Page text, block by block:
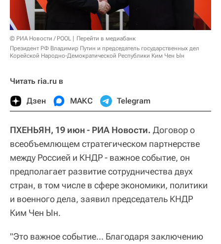
© РИА Новости / POOL
Перейти в медиабанк
Президент РФ Владимир Путин и председатель государственных дел
Корейской Народно-Демократической Республики Ким Чен Ын
Читать ria.ru в
Дзен МАКС Telegram
ПХЕНЬЯН, 19 июн - РИА Новости. Договор о
всеобъемлющем стратегическом партнерстве
между Россией и КНДР - важное событие, он
предполагает развитие сотрудничества двух
стран, в том числе в сфере экономики, политики
и военного дела, заявил председатель КНДР
Ким Чен Ын.
"Это важное событие... Благодаря заключению